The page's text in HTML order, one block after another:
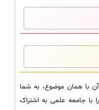
با همان موضوع، به شما
با جامعه علمی به اشتراک